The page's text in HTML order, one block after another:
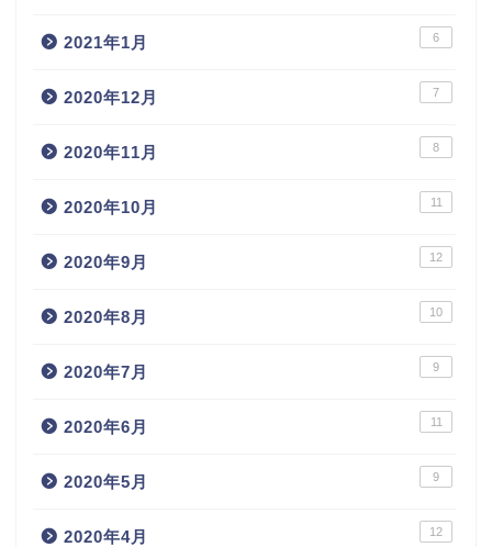
2021年1月 6
2020年12月 7
2020年11月 8
2020年10月 11
2020年9月 12
2020年8月 10
2020年7月 9
2020年6月 11
2020年5月 9
2020年4月 12